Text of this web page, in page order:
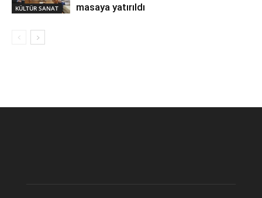
KÜLTÜR SANAT
masaya yatırıldı